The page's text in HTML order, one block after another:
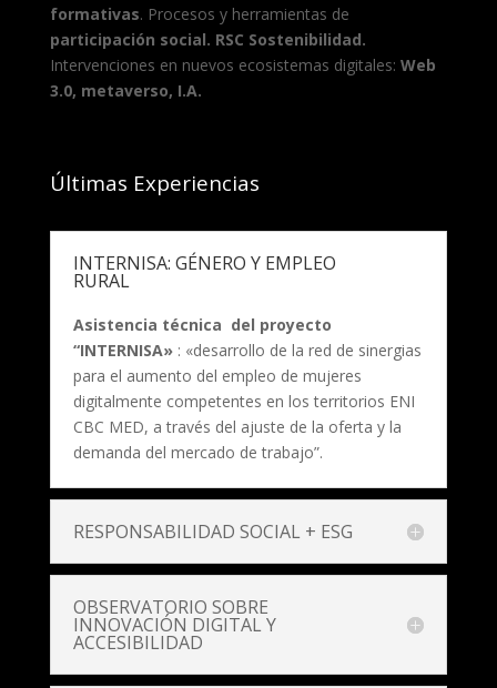
formativas. Procesos y herramientas de
participación social. RSC Sostenibilidad.
Intervenciones en nuevos ecosistemas digitales: Web
3.0, metaverso, I.A.
Últimas Experiencias
INTERNISA: GÉNERO Y EMPLEO
RURAL
Asistencia técnica del proyecto
“INTERNISA»: «desarrollo de la red de sinergias
para el aumento del empleo de mujeres
digitalmente competentes en los territorios ENI
CBC MED, a través del ajuste de la oferta y la
demanda del mercado de trabajo”.
RESPONSABILIDAD SOCIAL + ESG
OBSERVATORIO SOBRE
INNOVACIÓN DIGITAL Y
ACCESIBILIDAD